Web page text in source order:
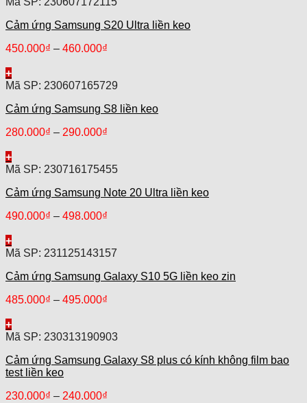
Cảm ứng Samsung S20 Ultra liền keo
450.000₫ – 460.000₫
+
Mã SP: 230607165729
Cảm ứng Samsung S8 liền keo
280.000₫ – 290.000₫
+
Mã SP: 230716175455
Cảm ứng Samsung Note 20 Ultra liền keo
490.000₫ – 498.000₫
+
Mã SP: 231125143157
Cảm ứng Samsung Galaxy S10 5G liền keo zin
485.000₫ – 495.000₫
+
Mã SP: 230313190903
Cảm ứng Samsung Galaxy S8 plus có kính không film bao
test liền keo
230.000₫ – 240.000₫